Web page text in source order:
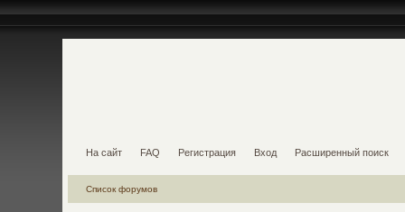
На сайт FAQ Регистрация Вход Расширенный поиск
Список форумов